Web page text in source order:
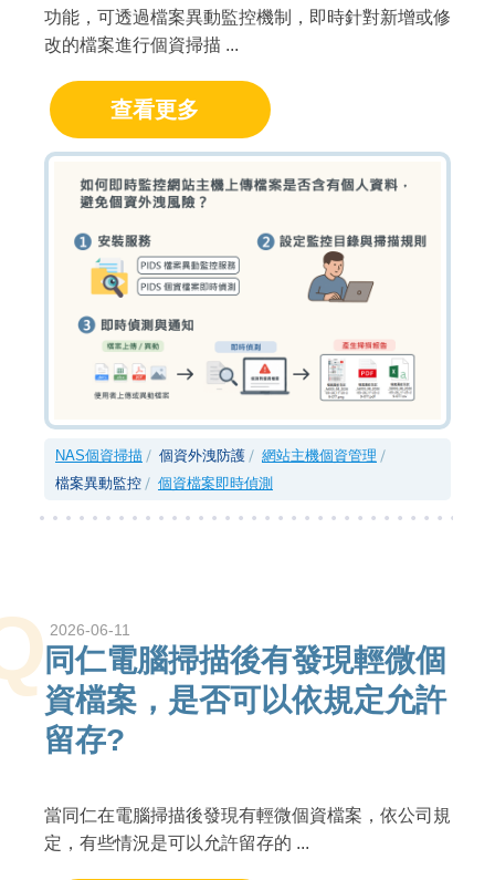
功能，可透過檔案異動監控機制，即時針對新增或修
改的檔案進行個資掃描 ...
查看更多
NAS個資掃描 個資外洩防護
網站主機個資管理
檔案異動監控
個資檔案即時偵測
2026-06-11
同仁電腦掃描後有發現輕微個
資檔案，是否可以依規定允許
留存?
當同仁在電腦掃描後發現有輕微個資檔案，依公司規
定，有些情況是可以允許留存的 ...